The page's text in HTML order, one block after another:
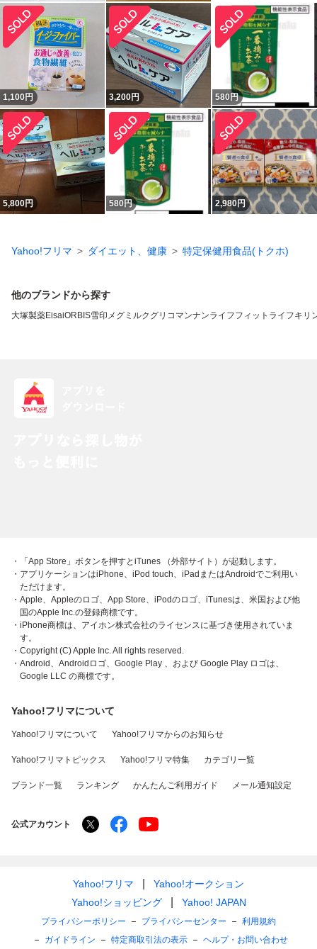
1,100円 3,200円 580 円
5,800円 580円 2,980円
Yahoo!フリマ ダイエット、健康 特定保健用食品(トクホ)
他のブランドから探す
大塚製薬EisaiORBIS雪印メグミルク グリコ マンナンライフフィットライフキリ
・「App Store」ボタンを押すとiTunes （外部サイト）が起動します。
・アプリケーションはiPhone、iPod touch、iPadまたはAndroidでご利用い
ただけます。
・Apple、Appleのロゴ、App Store、iPodのロゴ、iTunesは、米国および他
国のApple Inc.の登録商標です。
・iPhone商標は、アイホン株式会社のライセンスに基づき使用されていま
す。
・Copyright (C) Apple Inc. All rights reserved.
・Android、Androidロゴ、Google Play 、および Google Play ロゴは、
Google LLC の商標です。
Yahoo!フリマについて
Yahoo!フリマについて Yahoo!フリマからのお知らせ
Yahoo!フリマトピックス Yahoo!フリマ特集 カテゴリ一覧
ブランド一覧 ランキング かんたんご利用ガイド メール通知設定
公式アカウント
Yahoo!フリマ
Yahoo!オークション
Yahoo!ショッピング
Yahoo! JAPAN
プライバシーポリシー プライバシーセンター
利用規約
ガイドライン
特定商取引法の表示 ヘルプ・お問い合わせ